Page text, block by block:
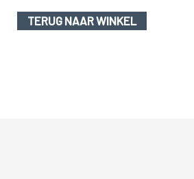
TERUG NAAR WINKEL